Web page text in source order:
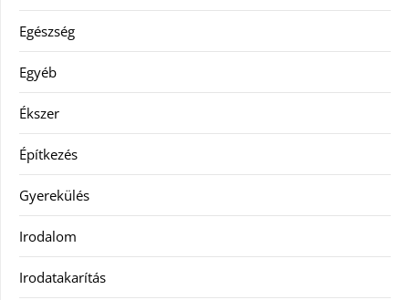
Egészség
Egyéb
Ékszer
Építkezés
Gyerekülés
Irodalom
Irodatakarítás